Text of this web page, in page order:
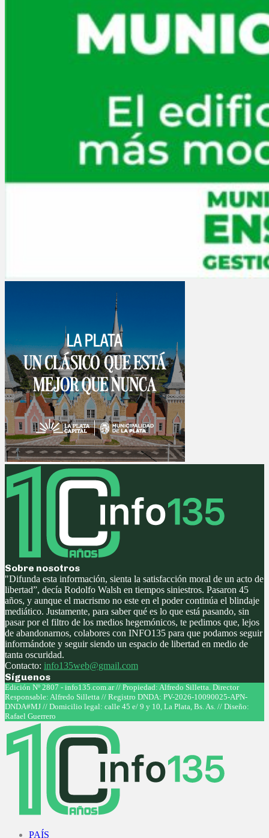
Sobre nosotros
"Difunda esta información, sienta la satisfacción moral de un acto de
libertad”, decía Rodolfo Walsh en tiempos siniestros. Pasaron 45
años, y aunque el macrismo no este en el poder continúa el blindaje
mediático. Justamente, para saber qué es lo que está pasando, sin
pasar por el filtro de los medios hegemónicos, te pedimos que, lejos
de abandonarnos, colabores con INFO135 para que podamos seguir
informándote y seguir siendo un espacio de libertad en medio de
tanta oscuridad.
Contacto: info135web@gmail.com
Síguenos
Facebook
Twitter
Instagram
Youtube
Edición Nº 2807 - info135.com.ar // Propiedad: Alfredo Silletta. Director
Responsable: Alfredo Silletta // Registro DNDA: PV-2026-10090025-APN-
DNDA#MJ // Domicilio legal: calle 45 e/ 9 y 10, La Plata, Bs. As. // Diseño:
Rafael Guerrero
PAÍS